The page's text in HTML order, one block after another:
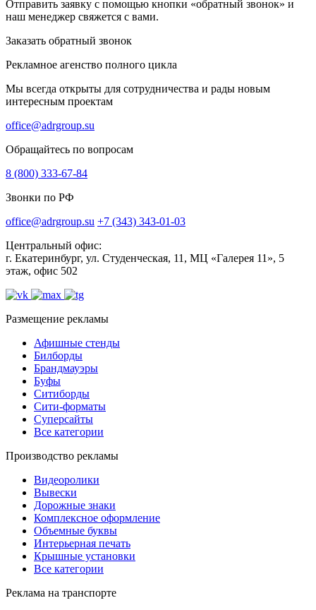
Отправить заявку с помощью кнопки «обратный звонок» и
наш менеджер свяжется с вами.
Заказать обратный звонок
Рекламное агенство полного цикла
Мы всегда открыты для сотрудничества и рады новым
интересным проектам
office@adrgroup.su
Обращайтесь по вопросам
8 (800) 333-67-84
Звонки по РФ
office@adrgroup.su +7 (343) 343-01-03
Центральный офис:
г. Екатеринбург, ул. Студенческая, 11, МЦ «Галерея 11», 5
этаж, офис 502
Размещение рекламы
Афишные стенды
Билборды
Брандмауэры
Буфы
Ситиборды
Сити-форматы
Суперсайты
Все категории
Производство рекламы
Видеоролики
Вывески
Дорожные знаки
Комплексное оформление
Объемные буквы
Интерьерная печать
Крышные установки
Все категории
Реклама на транспорте